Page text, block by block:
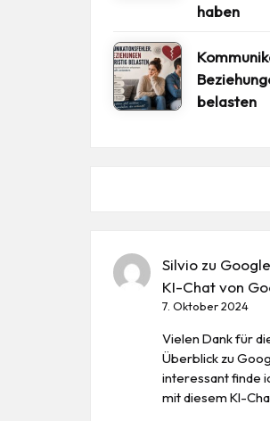
haben
belasten
Silvio zu
KI-Chat von
7. Oktober 2024
Vielen Dank für
Überblick zu
interessant finde
mit diesem KI-